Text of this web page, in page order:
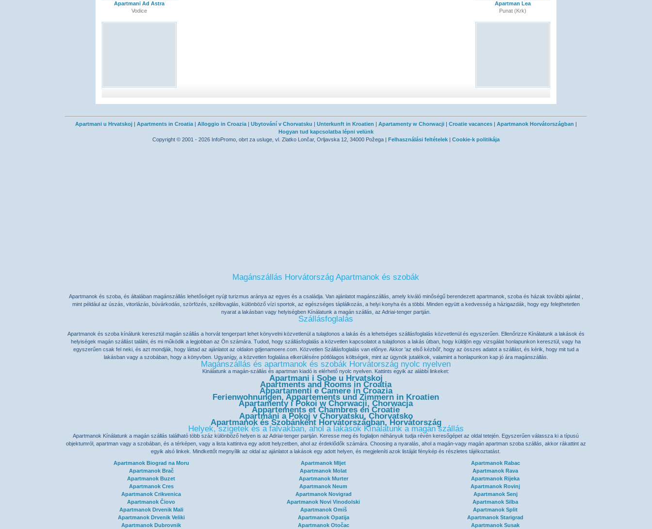
Magánszállás Horvátország Apartmanok és szobák
Apartmanok és szoba, és általában magánszállás lehetőséget nyújt turizmus aránya az egyes és a családja. Van ajánlatot magánszállás , amely kiváló minőségű berendezett apartmanok szobaés házak további ajánlat ,
mint például az úszás, vitorlázás, búvárkodás, szörfözés, széllovaglás, különböző vízi sportok, az egészséges táplálkozás, a helyi konyha és a többi. Minden együtt a kedvesség a házigazdák, hogy egy felejthetetlen
nyarat a lakásban vagy helyiségben Kínálatunk a magán szállás, az Adriai-tenger partján.
Szállásfoglalás
Apartmanok és szobakínálunk keresztül magán szállás a horvát tengerpart lehet könyvelni közvetlenül a tulajdonos a lakás és a lehetséges szállásfoglalás közvetlenül és egyszerűen. Ellenőrizze Kínálatunk a lakások és
helyiségek magán szállást találni, és mi működik a legjobban az Ön számára. Tudod, hogyszállásfoglalás a közvetlen kapcsolatot a tulajdonos a lakás útban, hogy küldjön egy vizsgálat honlapunkon keresztül, vagy ha
egyszerűen csak fel neki, és azt mondják, hogy láttad az ajánlatot az oldalon gdjenamoere.com. Közvetlen Szállásfoglalás van előnye. Akkor 'az első kézből', hogy az összes adatot a szállást, és kérik, hogy mit tud a
lakásban vagy a szobában, hogy a könyvben. Ugyanígy, a közvetlen foglalása elkerülésére pótlólagos költségek, mint az ügynök jutalékok, valamint a honlapunkon kap jó ára magánszállás
Magánszállás és apartmanok és szobák Horvátország nyolc nyelven
Kinálatunk a magán-szállás ésapartman kiadó is elérhető nyolc nyelven. Kattints egyik az alábbi linkeket:
Apartmani i Sobe u Hrvatskoj
Apartments and Rooms in Croatia
Appartamenti e Camere in Croazia
Ferienwohnungen, Appartements und Zimmern in Kroatien
Apartamenty i Pokoi w Chorwacji, Chorwacja
Appartements et Chambres en Croatie
Apartmáni a Pokoj v Chorvatsku, Chorvatsko
Apartmanok és Szobánként Horvátországban, Horvátország
Helyek, szigetek és a falvakban, ahol a lakások Kínálatunk a magán szállás
Apartmanok Kínálatunk a magán szállás található több száz különböző helyen is az Adriai-tenger partján. Keresse meg és foglaljon néhányuk tudja révén keresőgépet az oldal tetején. Egyszerűen válassza ki a típusú
objektumról, apartman vagy a szobában, és a térképen, vagy a lista kattintva egy adott helyzetben, ahol az érdeklődők számára. Choosing a nyaralás, ahol a magán-vagy magán apartman szoba szállás, akkor rákattint az
egyik alsó linkek. Mindkettőt megnyílik az oldal az ajánlatot a lakások egy adott helyen, és megjeleníti azok listáját fénykép és részletes tájékoztatást.
Apartmanok Biograd na Moru
Apartmanok Brač
Apartmanok Buzet
Apartmanok Cres
Apartmanok Crikvenica
Apartmanok Čiovo
Apartmanok Drvenik Mali
Apartmanok Drvenik Veliki
Apartmanok Dubrovnik
Apartmanok Mljet
Apartmanok Molat
Apartmanok Murter
Apartmanok Neum
Apartmanok Novigrad
Apartmanok Novi Vinodolski
Apartmanok Omiš
Apartmanok Opatija
Apartmanok Otočac
Apartmanok Rabac
Apartmanok Rava
Apartmanok Rijeka
Apartmanok Rovinj
Apartmanok Senj
Apartmanok Silba
Apartmanok Split
Apartmanok Starigrad
Apartmanok Susak
Apartmani Ad Astra
Vodice
Apartman Lea
Punat (Krk)
Apartmani u Hrvatskoj| Apartments in Croatia| Alloggio in Croazia| Ubytování v Chorvatsku | Unterkunft in Kroatien | Apartamenty w Chorwacji| Croatie vacances| Apartmanok Horvátországban |
Hogyan tud kapcsolatba lépni velünk
Copyright © 2001 - 2026 InfoPromo, obrt za usluge, vl. Zlatko Lončar, Orljavska 12, 34000 Požega | Felhasználási feltételek| Cookie-k politikája